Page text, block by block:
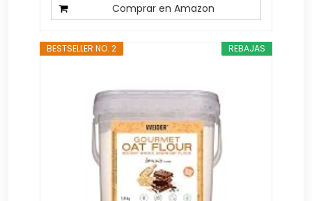
Comprar en Amazon
REBAJAS
BESTSELLER NO. 2